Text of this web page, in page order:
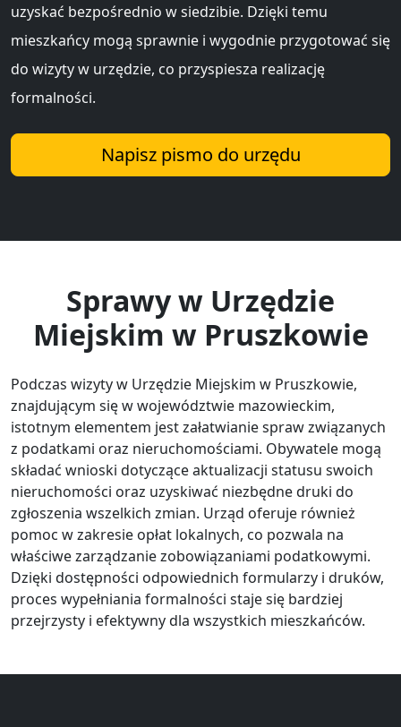
uzyskać bezpośrednio w siedzibie. Dzięki temu
mieszkańcy mogą sprawnie i wygodnie przygotować się
do wizyty w urzędzie, co przyspiesza realizację
formalności.
Napisz pismo do urzędu
Sprawy w Urzędzie
Miejskim w Pruszkowie
Podczas wizyty w Urzędzie Miejskim w Pruszkowie,
znajdującym się w województwie mazowieckim,
istotnym elementem jest załatwianie spraw związanych
z podatkami oraz nieruchomościami. Obywatele mogą
składać wnioski dotyczące aktualizacji statusu swoich
nieruchomości oraz uzyskiwać niezbędne druki do
zgłoszenia wszelkich zmian. Urząd oferuje również
pomoc w zakresie opłat lokalnych, co pozwala na
właściwe zarządzanie zobowiązaniami podatkowymi.
Dzięki dostępności odpowiednich formularzy i druków,
proces wypełniania formalności staje się bardziej
przejrzysty i efektywny dla wszystkich mieszkańców.